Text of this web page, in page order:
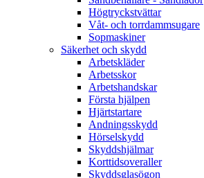
Högtryckstvättar
Våt- och torrdammsugare
Sopmaskiner
Säkerhet och skydd
Arbetskläder
Arbetsskor
Arbetshandskar
Första hjälpen
Hjärtstartare
Andningsskydd
Hörselskydd
Skyddshjälmar
Korttidsoveraller
Skyddsglasögon